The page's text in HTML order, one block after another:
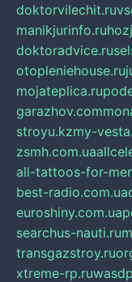
doktorvilechit.ru
manikjurinfo.ru
doktoradvice.ru
otopleniehouse.ru
mojateplica.ru
garazhov.com
stroyu.kzmy-
zsmh.com.ua
all-tattoos-for-
best-radio.com.ua
euroshiny.com.ua
searchus-nauti.ru
transgazstroy.ru
xtreme-rp.ru